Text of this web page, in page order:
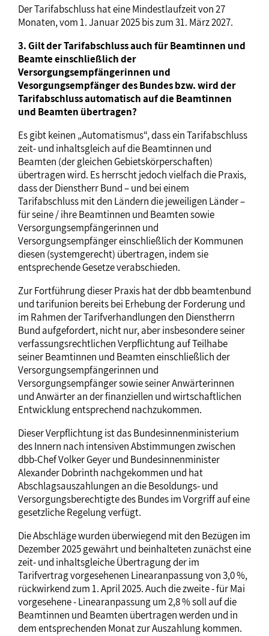
Der Tarifabschluss hat eine Mindestlaufzeit von 27
Monaten, vom 1. Januar 2025 bis zum 31. März 2027.
3. Gilt der Tarifabschluss auch für Beamtinnen und
Beamte einschließlich der
Versorgungsempfängerinnen und
Vesorgungsempfänger des Bundes bzw. wird der
Tarifabschluss automatisch auf die Beamtinnen
und Beamten übertragen?
Es gibt keinen „Automatismus“, dass ein Tarifabschluss
zeit- und inhaltsgleich auf die Beamtinnen und
Beamten (der gleichen Gebietskörperschaften)
übertragen wird. Es herrscht jedoch vielfach die Praxis,
dass der Dienstherr Bund – und bei einem
Tarifabschluss mit den Ländern die jeweiligen Länder –
für seine / ihre Beamtinnen und Beamten sowie
Versorgungsempfängerinnen und
Versorgungsempfänger einschließlich der Kommunen
diesen (systemgerecht) übertragen, indem sie
entsprechende Gesetze verabschieden.
Zur Fortführung dieser Praxis hat der dbb beamtenbund
und tarifunion bereits bei Erhebung der Forderung und
im Rahmen der Tarifverhandlungen den Dienstherrn
Bund aufgefordert, nicht nur, aber insbesondere seiner
verfassungsrechtlichen Verpflichtung auf Teilhabe
seiner Beamtinnen und Beamten einschließlich der
Versorgungsempfängerinnen und
Versorgungsempfänger sowie seiner Anwärterinnen
und Anwärter an der finanziellen und wirtschaftlichen
Entwicklung entsprechend nachzukommen.
Dieser Verpflichtung ist das Bundesinnenministerium
des Innern nach intensiven Abstimmungen zwischen
dbb-Chef Volker Geyer und Bundesinnenminister
Alexander Dobrinth nachgekommen und hat
Abschlagsauszahlungen an die Besoldungs- und
Versorgungsberechtigte des Bundes im Vorgriff auf eine
gesetzliche Regelung verfügt.
Die Abschläge wurden überwiegend mit den Bezügen im
Dezember 2025 gewährt und beinhalteten zunächst eine
zeit- und inhaltsgleiche Übertragung der im
Tarifvertrag vorgesehenen Linearanpassung von 3,0 %,
rückwirkend zum 1. April 2025. Auch die zweite - für Mai
vorgesehene - Linearanpassung um 2,8 % soll auf die
Beamtinnen und Beamten übertragen werden und in
dem entsprechenden Monat zur Auszahlung kommen.